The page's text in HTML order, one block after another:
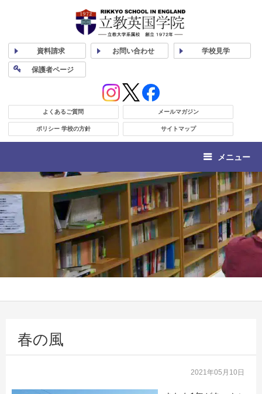
資料請求 お問い合わせ 学校見学
保護者ページ
よくあるご質問 メールマガジン
ポリシー 学校の方針 サイトマップ
メニュー
春の風
2021年05月10日